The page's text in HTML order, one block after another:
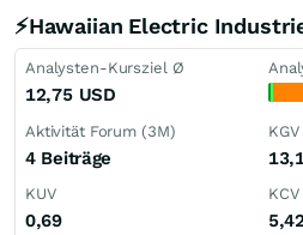
⚡Hawaiian Electric
Analysten-Kursziel Ø
12,75 USD
Aktivität Forum (3M)
4 Beiträge
KGV
KUV
0,69
KCV